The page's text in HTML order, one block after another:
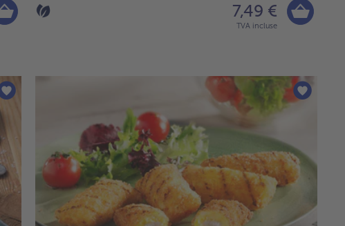
7,49 €
TVA incluse